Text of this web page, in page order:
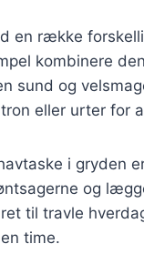
en række
kombinere
sund og
eller urter for
i gryden
og
til travle
time.